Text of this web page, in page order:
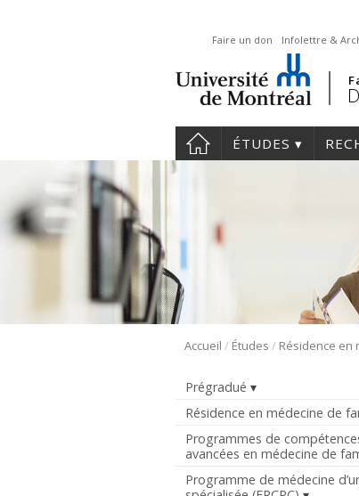
Faire un don Infolettre &
ÉTUDES
Accueil / Études /
Prégradué
Résidence en médecine de
Programmes de
avancées en médecine de
Programme de médecine